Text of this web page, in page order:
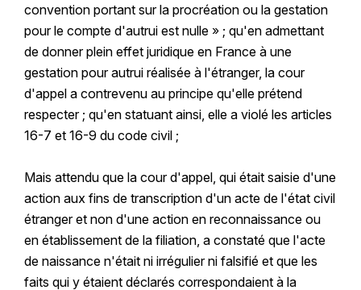
convention portant sur la procréation ou la gestation
pour le compte d'autrui est nulle » ; qu'en admettant
de donner plein effet juridique en France à une
gestation pour autrui réalisée à l'étranger, la cour
d'appel a contrevenu au principe qu'elle prétend
respecter ; qu'en statuant ainsi, elle a violé les articles
16-7 et 16-9 du code civil ;
Mais attendu que la cour d'appel, qui était saisie d'une
action aux fins de transcription d'un acte de l'état civil
étranger et non d'une action en reconnaissance ou
en établissement de la filiation, a constaté que l'acte
de naissance n'était ni irrégulier ni falsifié et que les
faits qui y étaient déclarés correspondaient à la